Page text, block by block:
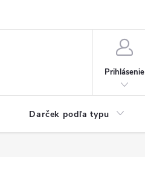
Prihlásenie
Darček podľa typu